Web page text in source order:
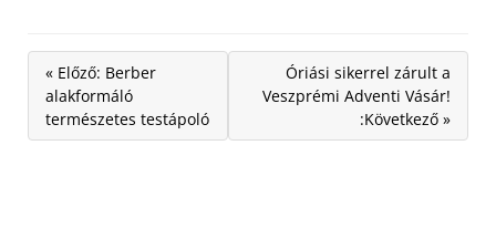
« Előző: Berber
alakformáló
természetes testápoló
Óriási sikerrel zárult a
Veszprémi Adventi Vásár!
:Következő »